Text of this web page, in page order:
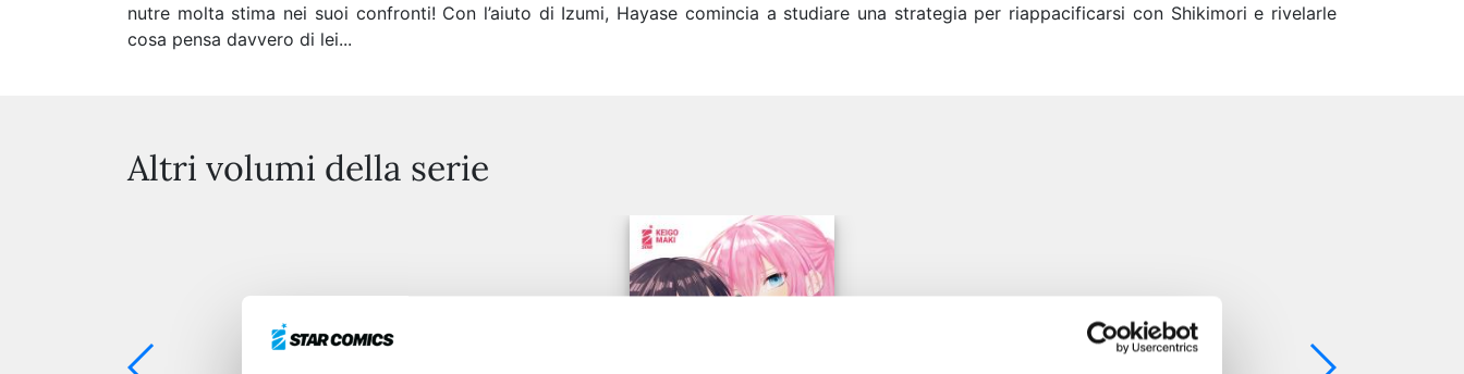
nutre molta stima nei suoi confronti! Con l’aiuto di Izumi, Hayase comincia a studiare una strategia per riappacificarsi con Shikimori e rivelarle
cosa pensa davvero di lei...
Altri volumi della serie